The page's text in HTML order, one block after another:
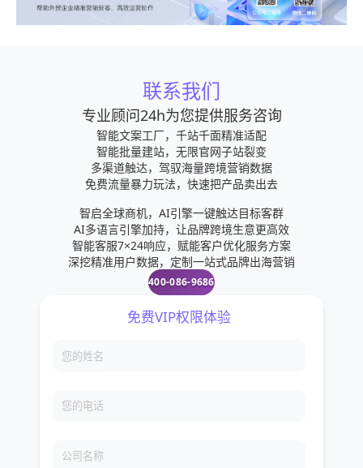
联系我们
专业顾问24h为您提供服务咨询
智能文案工厂，千站千面精准适配
智能批量建站，无限官网子站裂变
多渠道触达，驾驭海量跨境营销数据
免费流量暴力玩法，快速把产品卖出去
智启全球商机，AI引擎一键触达目标客群
AI多语言引擎加持，让品牌跨境生意更高效
智能客服7×24响应，赋能客户优化服务方案
深挖精准用户数据，定制一站式品牌出海营销
400-086-9686